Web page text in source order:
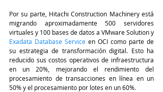
Por su parte, Hitachi Construction Machinery está
migrando aproximadamente 500 servidores
Exadata Database Service en OCI como parte de
su estrategia de transformación digital. Esto ha
reducido sus costos operativos de infraestructura
en un 20%, mejorando el rendimiento del
procesamiento de transacciones en línea en un
50% y el procesamiento por lotes en un 60%.